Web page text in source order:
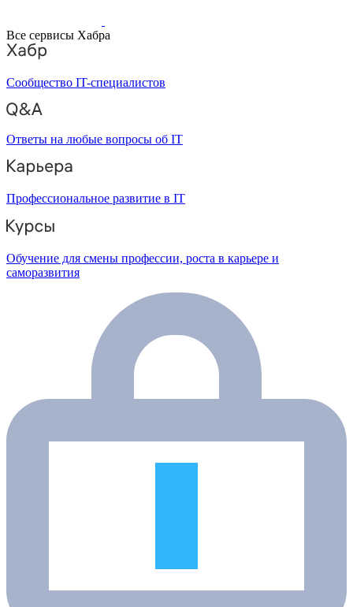
Все сервисы Хабра
Сообщество IT-специалистов
Ответы на любые вопросы об IT
Профессиональное развитие в IT
Обучение для смены профессии, роста в карьере и
саморазвития